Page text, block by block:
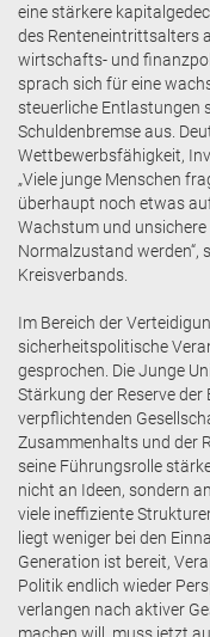
eine stärkere
des Renteneintrittsalters
wirtschafts- und
sprach sich für eine
steuerliche Entlastungen
Schuldenbremse aus.
Wettbewerbsfähigkeit,
„Viele junge Menschen
überhaupt noch etwas
Wachstum und
Normalzustand werden“,
Kreisverbands.
Im Bereich der
sicherheitspolitische
gesprochen. Die Junge
Stärkung der Reserve
verpflichtenden
Zusammenhalts und der
seine Führungsrolle
nicht an Ideen, sondern
viele ineffiziente
liegt weniger bei den
Generation ist bereit,
Politik endlich wieder
verlangen nach aktiver
machen will, muss jetzt